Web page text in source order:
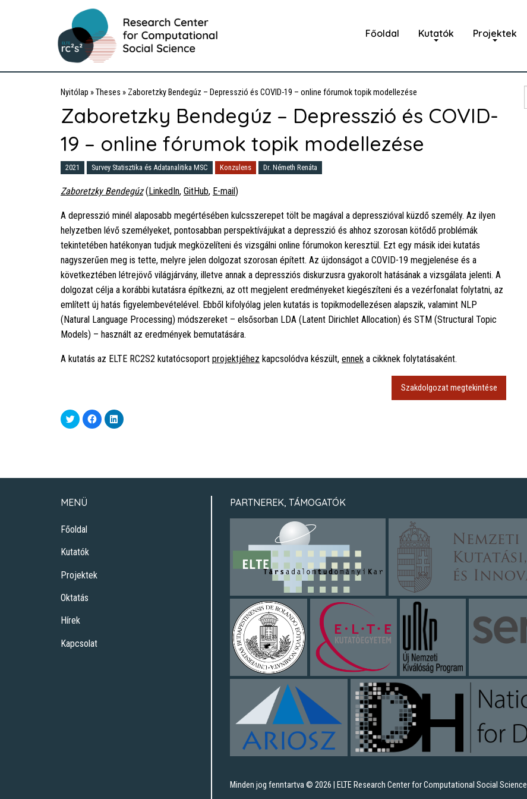
Főoldal Kutatók Projektek
Nyitólap »Theses » Zaboretzky Bendegúz – Depresszió és COVID-19 – online fórumok topik modellezése
Zaboretzky Bendegúz – Depresszió és COVID-
19 – online fórumok topik modellezése
2021 Survey Statisztika és Adatanalitika MSC Konzulens Dr. Németh Renáta
Zaboretzky Bendegúz( LinkedIn, GitHub, E-mail )
A depresszió minél alaposabb megértésében kulcsszerepet tölt be magával a depresszióval küzdő személy. Az ilyen
helyzetben lévő személyeket, pontosabban perspektívájukat a depresszió és ahhoz szorosan kötődő problémák
tekintetében hatékonyan tudjuk megközelíteni és vizsgálni online fórumokon keresztül. Ezt egy másik idei kutatás
nagyszerűen meg is tette, melyre jelen dolgozat szorosan épített. Az újdonságot a COVID-19 megjelenése és a
következtében létrejövő világjárvány, illetve annak a depressziós diskurzusra gyakorolt hatásának a vizsgálata jelenti. A
dolgozat célja a korábbi kutatásra építkezni, az ott megjelent eredményeket kiegészíteni és a vezérfonalat folytatni, az
említett új hatás figyelembevételével. Ebből kifolyólag jelen kutatás is topikmodellezésen alapszik, valamint NLP
(Natural Language Processing) módszereket – elsősorban LDA (Latent Dirichlet Allocation) és STM (Structural Topic
Models) – használt az eredmények bemutatására.
A kutatás az ELTE RC2S2 kutatócsoport projektjéhez kapcsolódva készült, ennek a cikknek folytatásaként.
Szakdolgozat megtekintése
Click
to
share
Click
to
share
Click
to
MENÜ
Főoldal
Kutatók
Projektek
Oktatás
Hírek
Kapcsolat
PARTNEREK, TÁMOGATÓK
Minden jog fenntartva © 2026 | ELTE Research Center for Computational Social Science